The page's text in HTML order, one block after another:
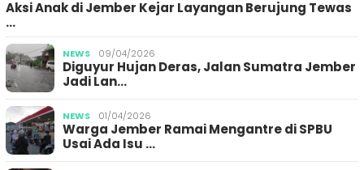
Aksi Anak di Jember Kejar Layangan Berujung Tewas
…
NEWS 09/04/2026
Diguyur Hujan Deras, Jalan Sumatra Jember
Jadi Lan…
NEWS 01/04/2026
Warga Jember Ramai Mengantre di SPBU
Usai Ada Isu …